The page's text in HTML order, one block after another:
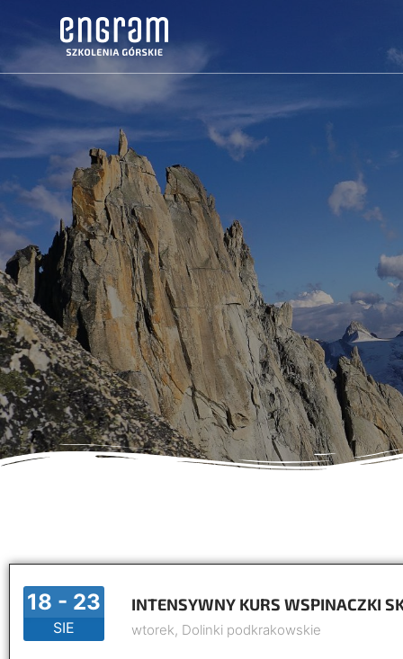
18 - 23
SIE
INTENSYWNY KURS WSPINACZKI
wtorek, Dolinki podkrakowskie